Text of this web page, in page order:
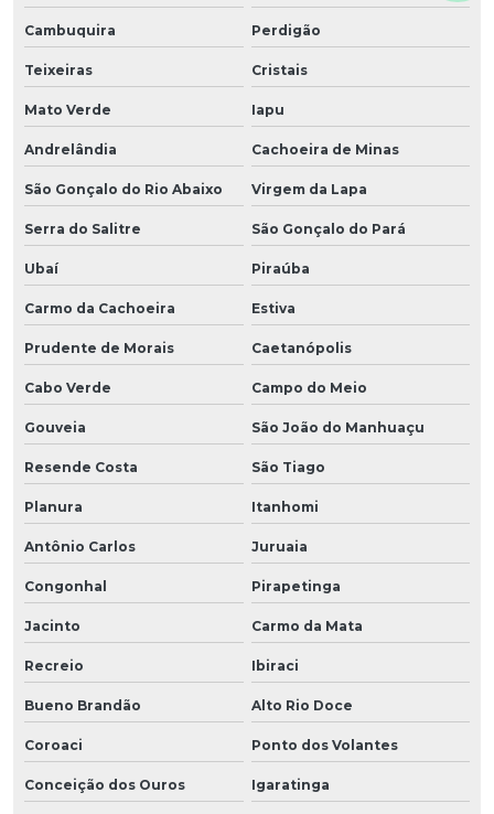
Cambuquira Perdigão
Teixeiras Cristais
Mato Verde Iapu
Andrelândia Cachoeira de Minas
São Gonçalo do Rio Abaixo Virgem da Lapa
Serra do Salitre São Gonçalo do Pará
Ubaí Piraúba
Carmo da Cachoeira Estiva
Prudente de Morais Caetanópolis
Cabo Verde Campo do Meio
Gouveia São João do Manhuaçu
Resende Costa São Tiago
Planura Itanhomi
Antônio Carlos Juruaia
Congonhal Pirapetinga
Jacinto Carmo da Mata
Recreio Ibiraci
Bueno Brandão Alto Rio Doce
Coroaci Ponto dos Volantes
Conceição dos Ouros Igaratinga